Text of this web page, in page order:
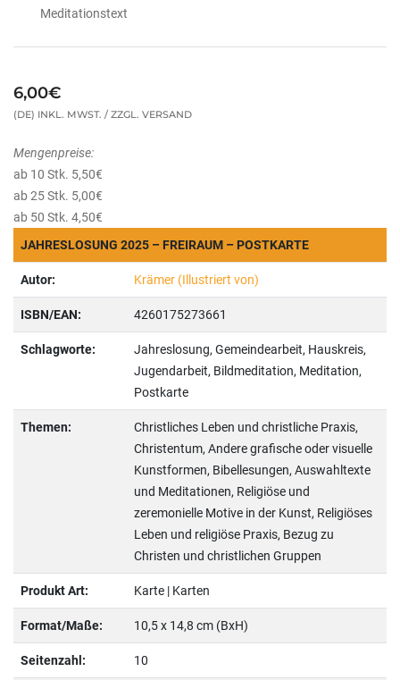
Meditationstext
6,00€
(DE) INKL. MWST. / ZZGL. VERSAND
Mengenpreise:
ab 10 Stk. 5,50€
ab 25 Stk. 5,00€
ab 50 Stk. 4,50€
JAHRESLOSUNG 2025 – FREIRAUM – POSTKARTE
Autor: Krämer (Illustriert von)
ISBN/EAN: 4260175273661
Schlagworte:
Jahreslosung, Gemeindearbeit, Hauskreis,
Jugendarbeit, Bildmeditation, Meditation,
Postkarte
Themen:
Christliches Leben und christliche Praxis,
Christentum, Andere grafische oder visuelle
Kunstformen, Bibellesungen, Auswahltexte
und Meditationen, Religiöse und
zeremonielle Motive in der Kunst, Religiöses
Leben und religiöse Praxis, Bezug zu
Christen und christlichen Gruppen
Produkt Art: Karte | Karten
Format/Maße: 10,5 x 14,8 cm (BxH)
Seitenzahl: 10